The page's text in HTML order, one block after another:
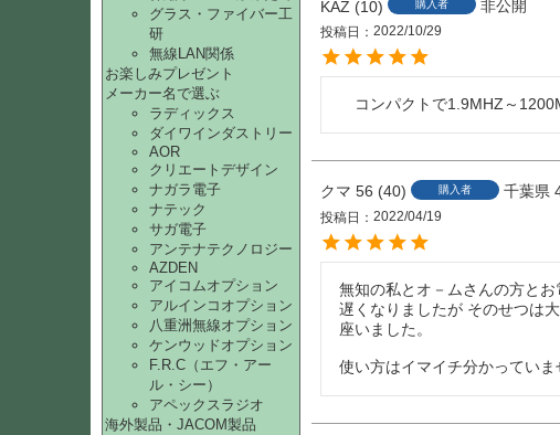
グラス・ファイバー工
研
無線LAN関係
お楽しみプレゼント
メーカー名で選ぶ
ラディックス
ダイワインダストリー
AOR
クリエートデザイン
ナガラ電子
ナテック
サガ電子
アンテナテクノロジー
AZDEN
アイコムオプション
アルインコオプション
八重洲無線オプション
ケンウッドオプション
F.R.C（エフ・アー
ル・シー）
アペックスラジオ
海外製品・JACOM製品
KAZ 10 購入者 非公開
投稿日 2022/10/29
コンパクトで1.9MHZ～
クマ 56 40 購入者 千葉県
投稿日 2022/04/19
無知の私とオ－ムさんの方とお
遅くなりましたが そのせつは
座いました。
使い方はイマイチ分かってい